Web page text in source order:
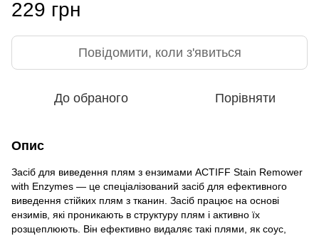
229 грн
Повідомити, коли з'явиться
До обраного Порівняти
Опис
Засіб для виведення плям з ензимами ACTIFF Stain Remower
with Enzymes — це спеціалізований засіб для ефективного
виведення стійких плям з тканин. Засіб працює на основі
ензимів, які проникають в структуру плям і активно їх
розщеплюють. Він ефективно видаляє такі плями, як соус,